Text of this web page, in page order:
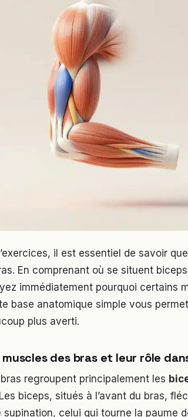
il est essentiel de savoir
En comprenant où se situent
immédiatement pourquoi certains
base anatomique simple vous
plus averti.
des bras et leur rôle
regroupent principalement les
biceps, situés à l’avant du bras,
supination, celui qui tourne la paume